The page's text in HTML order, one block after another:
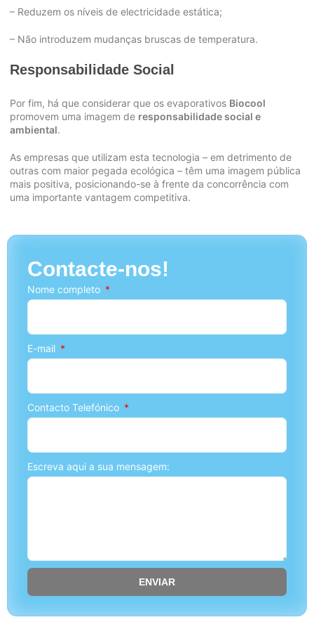
– Reduzem os níveis de electricidade estática;
– Não introduzem mudanças bruscas de temperatura.
Responsabilidade Social
Por fim, há que considerar que os evaporativos Biocool
promovem uma imagem de responsabilidade social e
ambiental.
As empresas que utilizam esta tecnologia – em detrimento de
outras com maior pegada ecológica – têm uma imagem pública
mais positiva, posicionando-se à frente da concorrência com
uma importante vantagem competitiva.
Contacte-nos!
Nome completo
E-mail
Contacto Telefónico
Escreva aqui a sua mensagem:
ENVIAR